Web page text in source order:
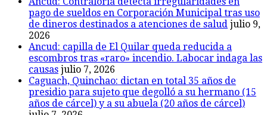
pago de sueldos en Corporación Municipal tras uso
de dineros destinados a atenciones de salud julio 9,
2026
Ancud: capilla de El Quilar queda reducida a
escombros tras «raro» incendio. Labocar indaga las
causas julio 7, 2026
Caguach, Quinchao: dictan en total 35 años de
presidio para sujeto que degolló a su hermano (15
años de cárcel) y a su abuela (20 años de cárcel)